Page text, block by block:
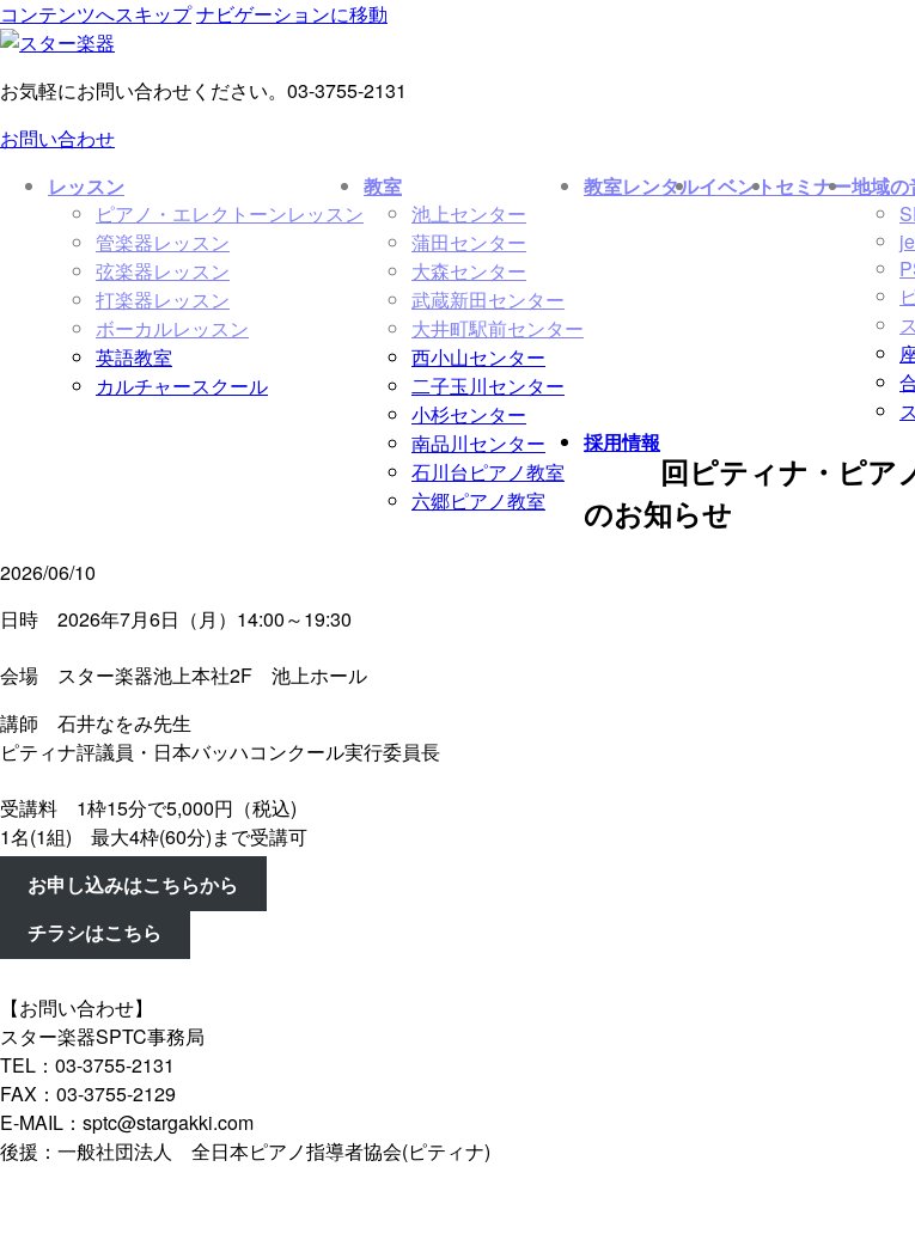
コンテンツへスキップナビゲーションに移動
お気軽にお問い合わせください。 03-3755-2131
お問い合わせ
レッスン
ピアノ・エレクトーンレッスン
管楽器レッスン
弦楽器レッスン
打楽器レッスン
ボーカルレッスン
英語教室
カルチャースクール
教室
池上センター
蒲田センター
大森センター
武蔵新田センター
大井町駅前センター
西小山センター
二子玉川センター
小杉センター
南品川センター
石川台ピアノ教室
六郷ピアノ教室
教室レンタルイベントセミナー地域の
採用情報
回ピティナ・ピ
のお知らせ
2026/06/10
日時 2026年7月6日（月）14:00～19:30
会場 スター楽器池上本社2F 池上ホール
講師 石井なをみ先生
ピティナ評議員・日本バッハコンクール実行委員長
受講料 1枠15分で5,000円（税込)
1名(1組) 最大4枠(60分)まで受講可
お申し込みはこちらから
チラシはこちら
【お問い合わせ】
スター楽器SPTC事務局
TEL：03-3755-2131
FAX：03-3755-2129
E-MAIL：sptc@stargakki.com
後援：一般社団法人 全日本ピアノ指導者協会(ピティナ)